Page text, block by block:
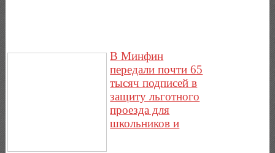
В Минфин
передали почти 65
тысяч подписей в
защиту льготного
проезда для
школьников и